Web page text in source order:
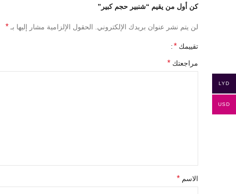
كن أول من يقيم “شنبير حجم كبير”
لن يتم نشر عنوان بريدك الإلكتروني. الحقول الإلزامية مشار إليها بـ *
تقييمك *
مراجعتك *
الاسم *
LYD
USD